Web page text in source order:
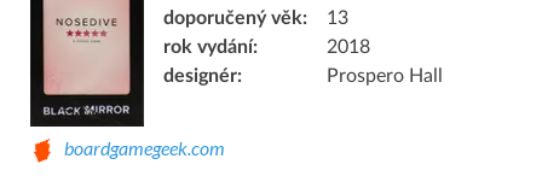
doporučený věk:
13
rok vydání:
2018
designér:
Prospero Hall
boardgamegeek.com